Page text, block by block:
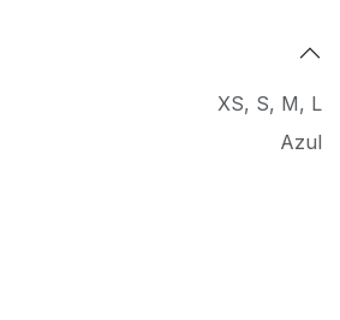
XS, S, M, L
Azul